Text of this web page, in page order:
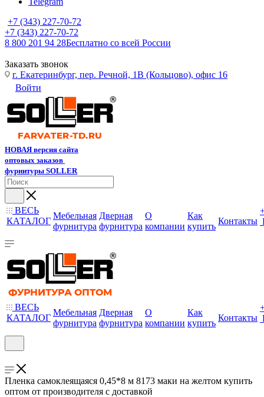
+7 (343) 227-70-72
+7 (343) 227-70-72
8 800 201 94 28Бесплатно со всей России
Заказать звонок
г. Екатеринбург, пер. Речной, 1В (Кольцово), офис 16
Войти
НОВАЯ версия сайта
оптовых заказов
фурнитуры SOLLER
ВЕСЬ
КАТАЛОГ
Мебельная
фурнитура
Дверная
фурнитура
О
компании
Как
купить
Контакты
ВЕСЬ
КАТАЛОГ
Мебельная
фурнитура
Дверная
фурнитура
О
компании
Как
купить
Контакты
Пленка самоклеящаяся 0,45*8 м 8173 маки на желтом купить
оптом от производителя с доставкой